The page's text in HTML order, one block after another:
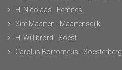
H. Nicolaas - Eemnes
Sint Maarten - Maartensdijk
H. Willibrord - Soest
Carolus Borromeüs - Soesterberg